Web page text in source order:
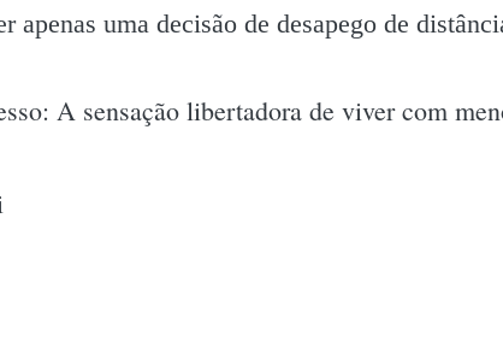
apenas uma decisão de desapego de
A sensação libertadora de viver com